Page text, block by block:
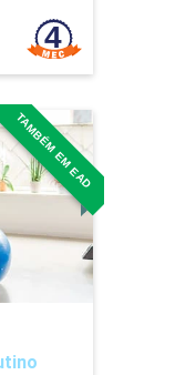
TAMBÉM EM EAD